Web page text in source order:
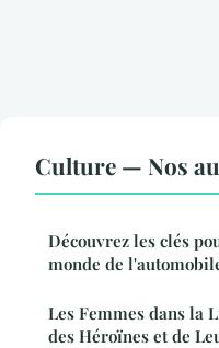
Culture — Nos
Découvrez les clés
monde de
Les Femmes dans la
des Héroïnes et de